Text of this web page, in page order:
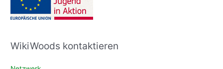
WikiWoods kontaktieren